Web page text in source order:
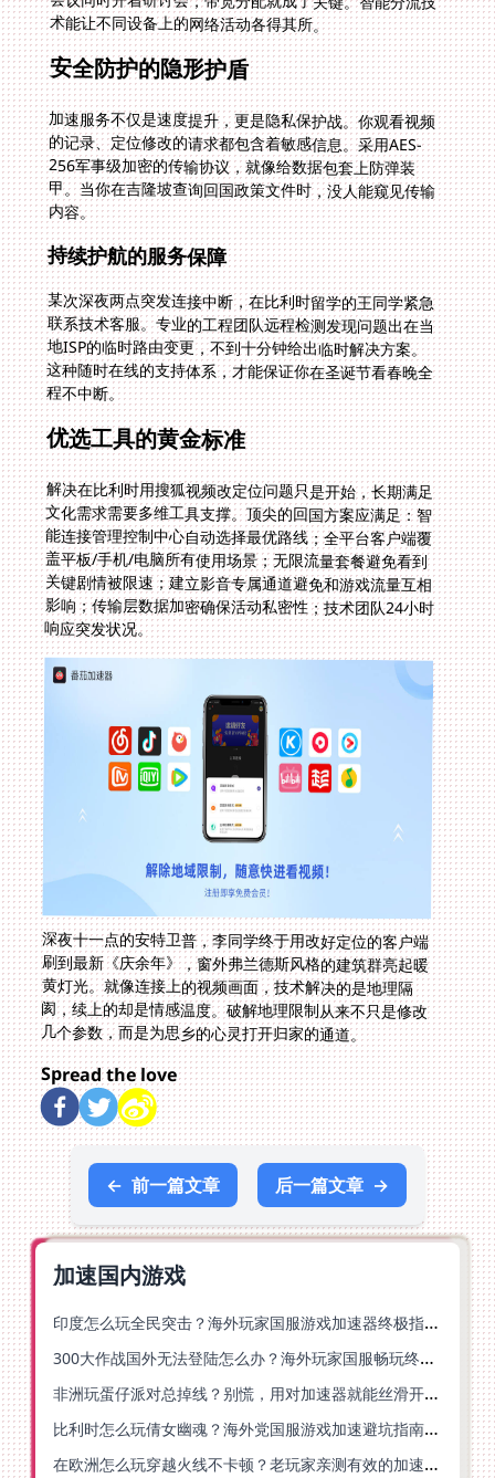
术能让不同设备上的网络活动各得其所。
安全防护的隐形护盾
加速服务不仅是速度提升，更是隐私保护战。你观看视频
的记录、定位修改的请求都包含着敏感信息。采用AES-
256军事级加密的传输协议，就像给数据包套上防弹装
甲。当你在吉隆坡查询回国政策文件时，没人能窥见传输
内容。
持续护航的服务保障
某次深夜两点突发连接中断，在比利时留学的王同学紧急
联系技术客服。专业的工程团队远程检测发现问题出在当
地ISP的临时路由变更，不到十分钟给出临时解决方案。
这种随时在线的支持体系，才能保证你在圣诞节看春晚全
程不中断。
优选工具的黄金标准
解决在比利时用搜狐视频改定位问题只是开始，长期满足
文化需求需要多维工具支撑。顶尖的回国方案应满足：智
能连接管理控制中心自动选择最优路线；全平台客户端覆
盖平板/手机/电脑所有使用场景；无限流量套餐避免看到
关键剧情被限速；建立影音专属通道避免和游戏流量互相
影响；传输层数据加密确保活动私密性；技术团队24小时
响应突发状况。
深夜十一点的安特卫普，李同学终于用改好定位的客户端
刷到最新《庆余年》，窗外弗兰德斯风格的建筑群亮起暖
黄灯光。就像连接上的视频画面，技术解决的是地理隔
阂，续上的却是情感温度。破解地理限制从来不只是修改
几个参数，而是为思乡的心灵打开归家的通道。
Spread the love
← 前一篇文章 后一篇文章 →
加速国内游戏
印度怎么玩全民突击？海外玩家国服游戏加速器终极指南（附原神延迟优化+精灵之境加速器选择）
300大作战国外无法登陆怎么办？海外玩家国服畅玩终极指南（附实测推荐）
非洲玩蛋仔派对总掉线？别慌，用对加速器就能丝滑开跑！
比利时怎么玩倩女幽魂？海外党国服游戏加速避坑指南（附实测推荐）
在欧洲怎么玩穿越火线不卡顿？老玩家亲测有效的加速器选择指南